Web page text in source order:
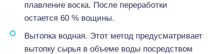
плавление воска. После переработки
остается 60 % вощины.
Вытопка водная. Этот метод предусматривает
вытопку сырья в объеме воды посредством